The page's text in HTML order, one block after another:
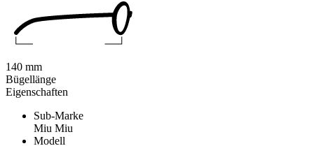
Eigenschaften
Sub-Marke
Miu Miu
Modell
140 mm
Bügellänge